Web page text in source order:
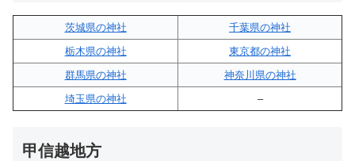
茨城県の神社
千葉県の神社
栃木県の神社
東京都の神社
群馬県の神社
神奈川県の神社
埼玉県の神社
–
甲信越地方